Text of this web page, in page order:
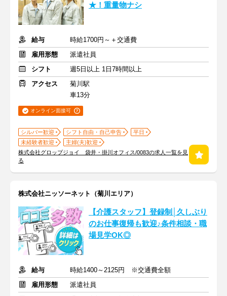
★！重量物ナシ
給与
時給1700円～＋交通費
雇用形態
派遣社員
シフト
週5日以上 1日7時間以上
アクセス
菊川駅
車13分
オンライン面接可
シルバー歓迎 シフト自由・自己申告
平日
未経験者歓迎
主婦(夫)歓迎
株式会社グロップジョイ 袋井・掛川オフィス/0083の求人一覧を見
る
株式会社ニッソーネット（菊川エリア）
【介護スタッフ】登録制│久しぶり
のお仕事復帰も歓迎♪条件相談・職
場見学OK◎
給与
時給1400～2125円 ※交通費全額
雇用形態
派遣社員